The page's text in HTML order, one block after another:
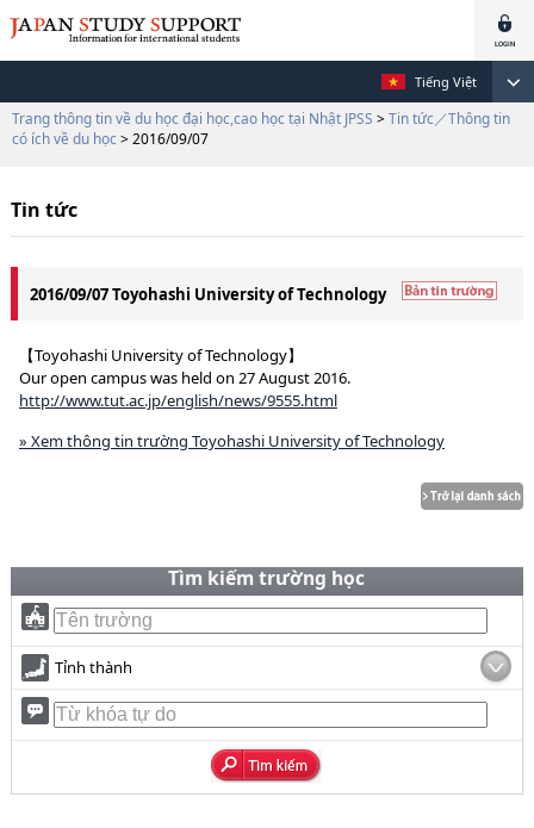
Tiếng Việt
Trang thông tin về du học đại học,cao học tại Nhật JPSS > Tin tức／Thông tin
có ích về du học > 2016/09/07
Tin tức
2016/09/07 Toyohashi University of Technology
【Toyohashi University of Technology】
Our open campus was held on 27 August 2016.
http://www.tut.ac.jp/english/news/9555.html
» Xem thông tin trường Toyohashi University of Technology
Tìm kiếm trường học
Tỉnh thành